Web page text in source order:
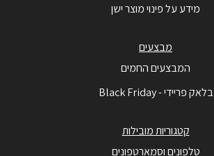
מידע על פינוי מוצר ישן
מבצעים
המבצעים החמים
בלאק פריידי - Black Friday
קטגוריות מובילות
טלפונים וסמארטפונים